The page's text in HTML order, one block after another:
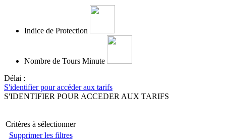
Indice de Protection
Nombre de Tours Minute
Délai :
S'identifier pour accéder aux tarifs
S'IDENTIFIER POUR ACCEDER AUX TARIFS
Critères à sélectionner
Supprimer les filtres